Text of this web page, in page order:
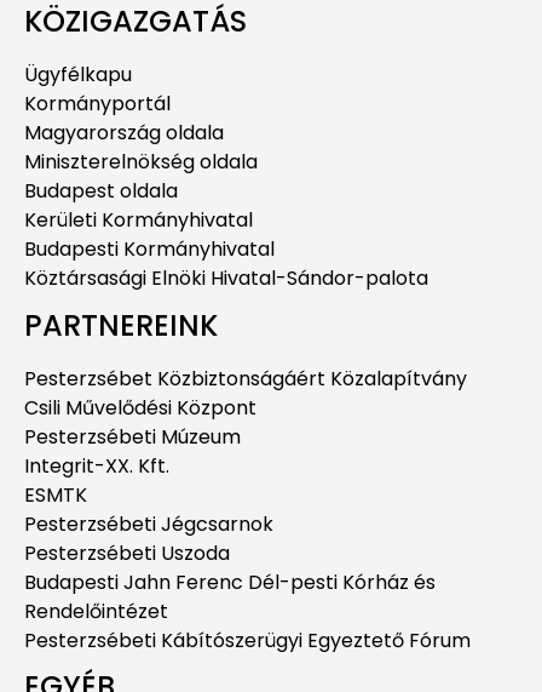
KÖZIGAZGATÁS
Ügyfélkapu
Kormányportál
Magyarország oldala
Miniszterelnökség oldala
Budapest oldala
Kerületi Kormányhivatal
Budapesti Kormányhivatal
Köztársasági Elnöki Hivatal-Sándor-palota
PARTNEREINK
Pesterzsébet Közbiztonságáért Közalapítvány
Csili Művelődési Központ
Pesterzsébeti Múzeum
Integrit-XX. Kft.
ESMTK
Pesterzsébeti Jégcsarnok
Pesterzsébeti Uszoda
Budapesti Jahn Ferenc Dél-pesti Kórház és
Rendelőintézet
Pesterzsébeti Kábítószerügyi Egyeztető Fórum